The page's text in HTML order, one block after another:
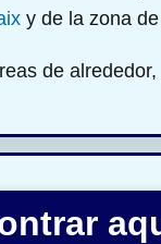
y de la zona de
de